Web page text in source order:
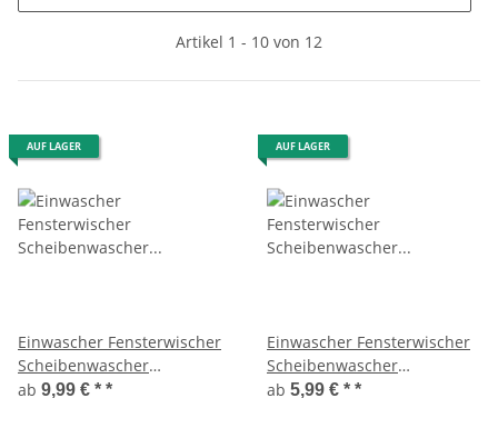
Artikel 1 - 10 von 12
AUF LAGER
Einwascher Fensterwischer
Scheibenwascher
Stripträger + Strip 2 Breiten
ab 9,99 € * *
AUF LAGER
Einwascher Fensterwischer
Scheibenwascher
Stripträger 2 Breiten
ab 5,99 € * *